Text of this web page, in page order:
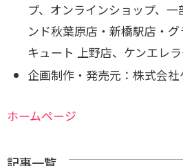
プ、オンラインショップ、
ンド秋葉原店・新橋駅店・
キュート 上野店、ケンエレ
企画制作・発売元：株式会
ホームページ